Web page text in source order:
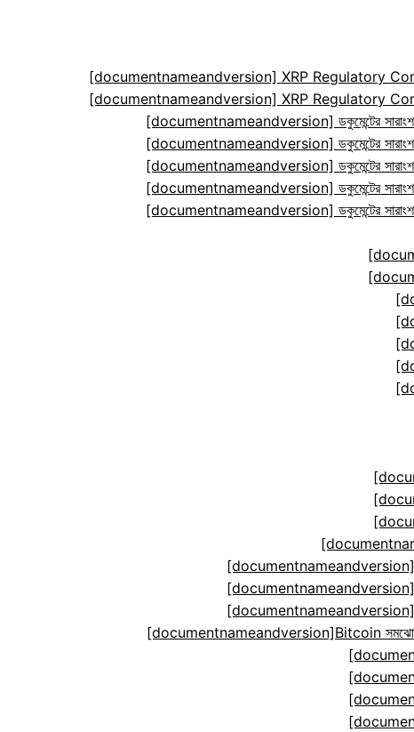
[documentnameandversion] XRP Regulatory
[documentnameandversion] XRP Regulatory
[documentnameandversion] ডকুমেন্টের
[documentnameandversion] ডকুমেন্টের
[documentnameandversion] ডকুমেন্টের
[documentnameandversion] ডকুমেন্টের
[documentnameandversion] ডকুমেন্টের
[documentnameandversion]Bitcoin সমঝোতা